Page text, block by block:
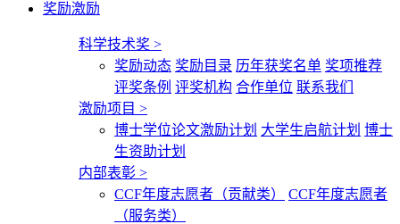
奖励激励
科学技术奖 >
奖励动态 奖励目录 历年获奖名单 奖项推荐
评奖条例 评奖机构 合作单位 联系我们
激励项目 >
博士学位论文激励计划 大学生启航计划 博士
生资助计划
内部表彰 >
CCF年度志愿者（贡献类）
CCF年度志愿者
（服务类）